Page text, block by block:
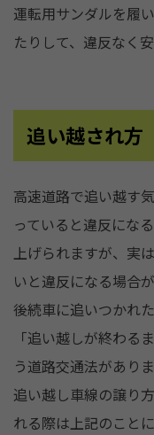
運転用サンダルを履
たりして、違反なく
追い越され方
高速道路で追い越す
っていると違反にな
上げられますが、実
いと違反になる場合
後続車に追いつかれ
「追い越しが終わる
う道路交通法がありま
追い越し車線の譲り
れる際は上記のこと